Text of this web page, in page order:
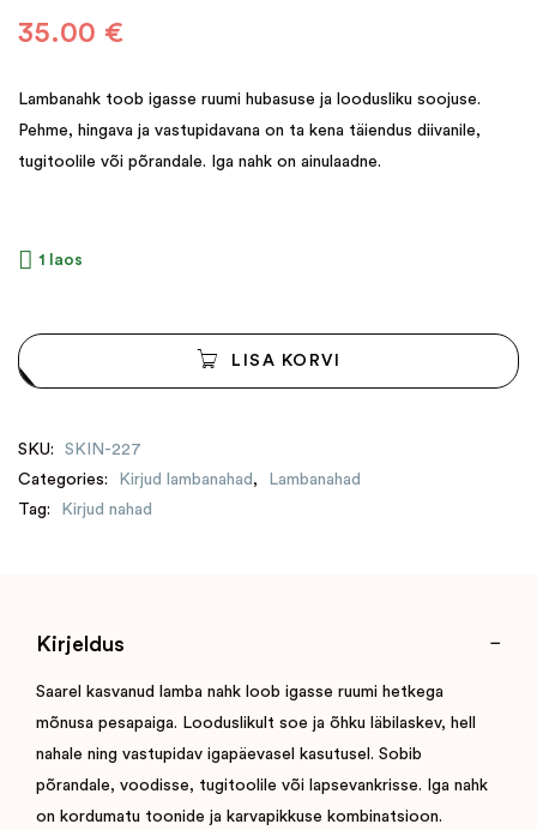
35.00 €
Lambanahk toob igasse ruumi hubasuse ja loodusliku soojuse.
Pehme, hingava ja vastupidavana on ta kena täiendus diivanile,
tugitoolile või põrandale. Iga nahk on ainulaadne.
1 laos
LISA KORVI
SKU:
SKIN-227
Categories:
Kirjud lambanahad ,
Lambanahad
Tag:
Kirjud nahad
Kirjeldus
Saarel kasvanud lamba nahk loob igasse ruumi hetkega
mõnusa pesapaiga. Looduslikult soe ja õhku läbilaskev, hell
nahale ning vastupidav igapäevasel kasutusel. Sobib
põrandale, voodisse, tugitoolile või lapsevankrisse. Iga nahk
on kordumatu toonide ja karvapikkuse kombinatsioon.